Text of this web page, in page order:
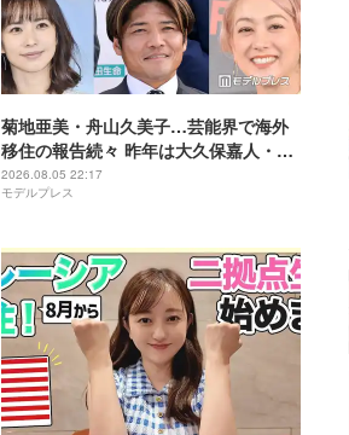
菊地亜美・舟山久美子…芸能界で海外
移住の報告続々 昨年は大久保嘉人・
SHELLY・優木まおみも
2026.08.05 22:17
モデルプレス